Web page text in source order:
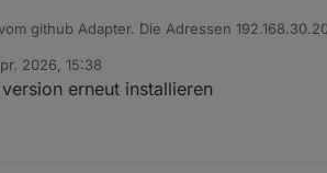
github Adapter. Die Adressen
2026, 15:38
erneut installieren